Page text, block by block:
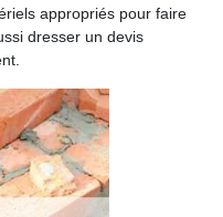
appropriés pour faire
dresser un devis